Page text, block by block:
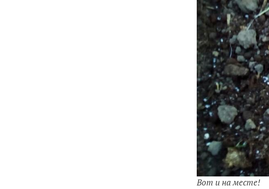
Вот и на месте!